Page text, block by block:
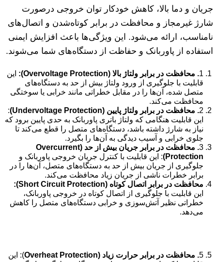
جریان و دما بالا، کاهش خودکار توان خروجی درصورت
شارژ غیرمجاز و محافظت در برابر کوتاه‌شدن و اتصال‌های
نامناسب، ارائه می‌شود. این ویژگی‌ها باعث افزایش ایمنی
استفاده از پاوربانک و حفاظت از دستگاه‌های شما می‌شوند.
1. محافظت در برابر ولتاژ بالا (Overvoltage Protection
): این
قابلیت با جلوگیری از ورود ولتاژ بیش از حد به دستگاه‌های
متصل شده، آن‌ها را در مقابل خطراتی مانند خرابی یا سوختگی
محافظت می‌کند.
2. محافظت در برابر ولتاژ پایین (Undervoltage Protection
)
:
این قابلیت هنگامی که ولتاژ باتری پاوربانک به حدی پایین برود که
نیاز به شارژ داشته باشد، دستگاه‌های متصل را قطع می‌کند تا
جلوی خرابی و آسیب دیدگی به آن‌ها را بگیرد.
3. محافظت در برابر جریان بیش از حد (Overcurrent
Protection
): این قابلیت با کنترل جریان خروجی پاوربانک و
جلوگیری از جریان بیش از حد به دستگاه‌های متصل، آن‌ها را در
برابر خطرات ناشی از جریان زیاد محافظت می‌کند.
محافظت در برابر اتصال کوتاه (Short Circuit Protection
):
این قابلیت با جلوگیری از اتصال کوتاه در خروجی پاوربانک،
خطراتی نظیر آتش‌سوزی و خرابی دستگاه‌های متصل را کاهش
می‌دهد.
5. محافظت در برابر حرارت زیاد (Overheat Protection): این